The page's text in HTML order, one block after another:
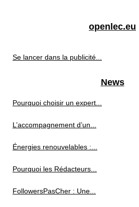
openlec.eu
Se lancer dans la publicité...
News
Pourquoi choisir un expert...
L’accompagnement d’un...
Énergies renouvelables :...
Pourquoi les Rédacteurs...
FollowersPasCher : Une...